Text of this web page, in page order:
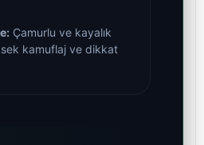
Çamurlu ve kayalık
kamuflaj ve dikkat